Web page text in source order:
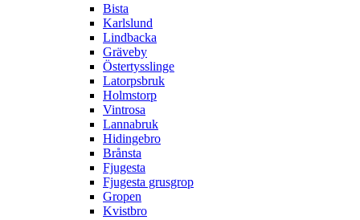
Bista
Karlslund
Lindbacka
Gräveby
Östertysslinge
Latorpsbruk
Holmstorp
Vintrosa
Lannabruk
Hidingebro
Brånsta
Fjugesta
Fjugesta grusgrop
Gropen
Kvistbro